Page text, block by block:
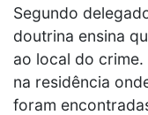
Segundo
doutrina ensina
ao local do
na residência
foram